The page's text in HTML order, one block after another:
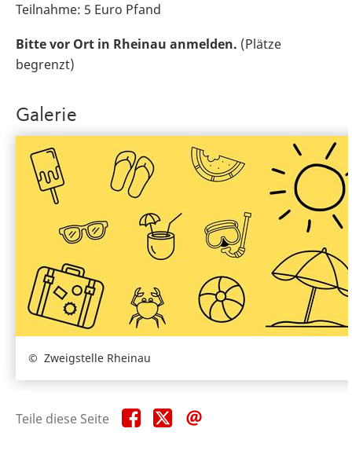
Teilnahme: 5 Euro Pfand
Bitte vor Ort in Rheinau anmelden. (Plätze
begrenzt)
Galerie
Zweigstelle Rheinau
Teile diese Seite Teile
diese
Teile
diese